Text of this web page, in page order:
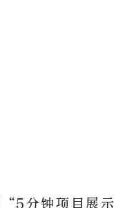
“5分钟项目展示